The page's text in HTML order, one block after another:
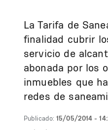
La Tarifa de
finalidad cubrir
servicio de
abonada por los
inmuebles que
redes de
Publicado: 15/05/2014 -